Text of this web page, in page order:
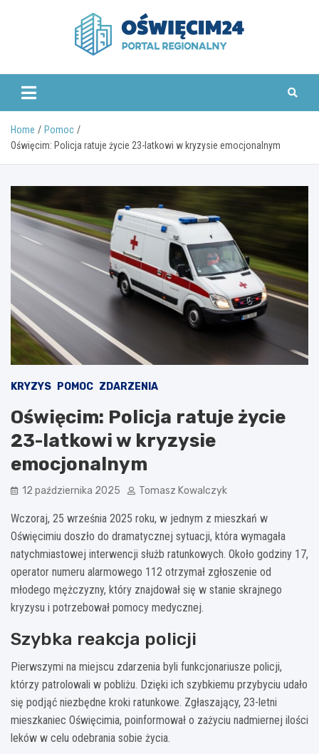
www.oswiecim24.pl
Home
Pomoc
Oświęcim: Policja ratuje życie 23-latkowi w kryzysie emocjonalnym
KRYZYS POMOC ZDARZENIA
Oświęcim: Policja ratuje życie
23-latkowi w kryzysie
emocjonalnym
12 października 2025 Tomasz Kowalczyk
Wczoraj, 25 września 2025 roku, w jednym z mieszkań w
Oświęcimiu doszło do dramatycznej sytuacji, która wymagała
natychmiastowej interwencji służb ratunkowych. Około godziny 17,
operator numeru alarmowego 112 otrzymał zgłoszenie od
młodego mężczyzny, który znajdował się w stanie skrajnego
kryzysu i potrzebował pomocy medycznej.
Szybka reakcja policji
Pierwszymi na miejscu zdarzenia byli funkcjonariusze policji,
którzy patrolowali w pobliżu. Dzięki ich szybkiemu przybyciu udało
się podjąć niezbędne kroki ratunkowe. Zgłaszający, 23-letni
mieszkaniec Oświęcimia, poinformował o zażyciu nadmiernej ilości
leków w celu odebrania sobie życia.